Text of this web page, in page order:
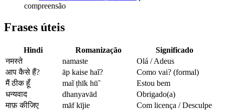
compreensão
Frases úteis
Hindi Romanização
Significado
नमस्ते
namaste
Olá / Adeus
आप कैसे हैं?
āp kaise haĩ?
Como vai? (formal)
मैं ठीक हूँ
maĩ ṭhīk hū̃
Estou bem
धन्यवाद
dhanyavād
Obrigado(a)
माफ़ कीजिए
māf kījie
Com licença / Desculpe